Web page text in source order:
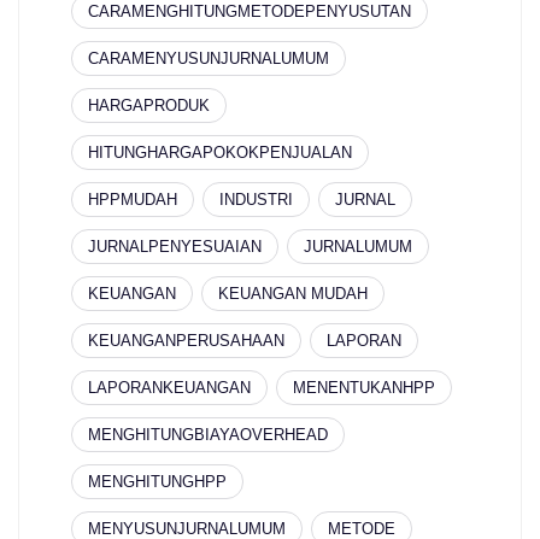
CARAMENGHITUNGMETODEPENYUSUTAN
CARAMENYUSUNJURNALUMUM
HARGAPRODUK
HITUNGHARGAPOKOKPENJUALAN
HPPMUDAH INDUSTRI JURNAL
JURNALPENYESUAIAN JURNALUMUM
KEUANGAN KEUANGAN MUDAH
KEUANGANPERUSAHAAN LAPORAN
LAPORANKEUANGAN MENENTUKANHPP
MENGHITUNGBIAYAOVERHEAD
MENGHITUNGHPP
MENYUSUNJURNALUMUM METODE